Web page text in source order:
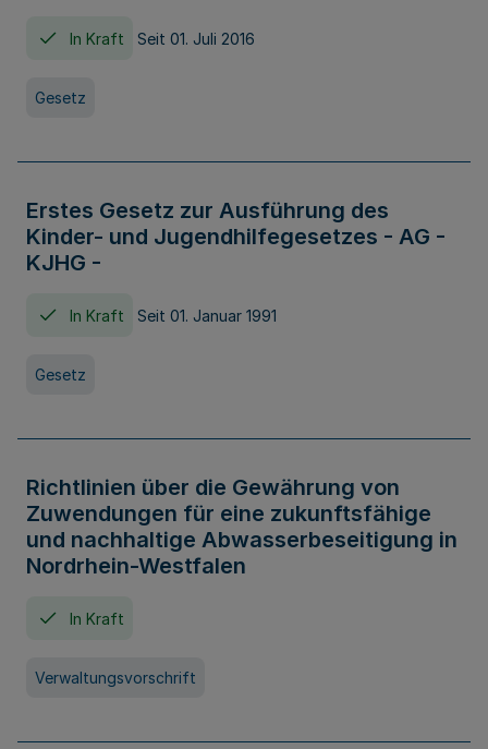
In Kraft Seit 01. Juli 2016
Gesetz
Erstes Gesetz zur Ausführung des
Kinder- und Jugendhilfegesetzes - AG -
KJHG -
In Kraft Seit 01. Januar 1991
Gesetz
Richtlinien über die Gewährung von
Zuwendungen für eine zukunftsfähige
und nachhaltige Abwasserbeseitigung in
Nordrhein-Westfalen
In Kraft
Verwaltungsvorschrift